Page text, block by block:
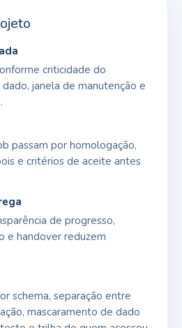
criticidade do
janela de manutenção e
passam por homologação,
e critérios de aceite antes
de progresso,
e handover reduzem
schema, separação entre
mascaramento de dado